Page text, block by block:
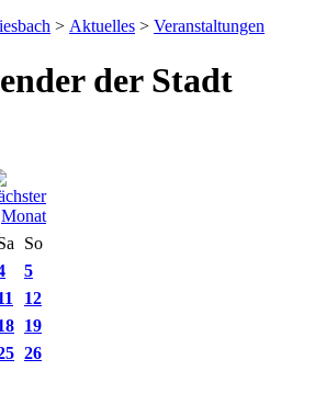
> Aktuelles > Veranstaltungen
der Stadt
So
5
12
19
26